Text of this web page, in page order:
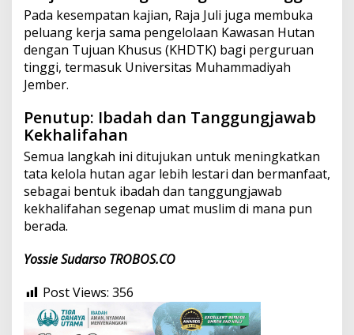
Pada kesempatan kajian, Raja Juli juga membuka
peluang kerja sama pengelolaan Kawasan Hutan
dengan Tujuan Khusus (KHDTK) bagi perguruan
tinggi, termasuk Universitas Muhammadiyah
Jember.
Penutup: Ibadah dan Tanggungjawab
Kekhalifahan
Semua langkah ini ditujukan untuk meningkatkan
tata kelola hutan agar lebih lestari dan bermanfaat,
sebagai bentuk ibadah dan tanggungjawab
kekhalifahan segenap umat muslim di mana pun
berada.
Yossie Sudarso TROBOS.CO
Post Views: 356